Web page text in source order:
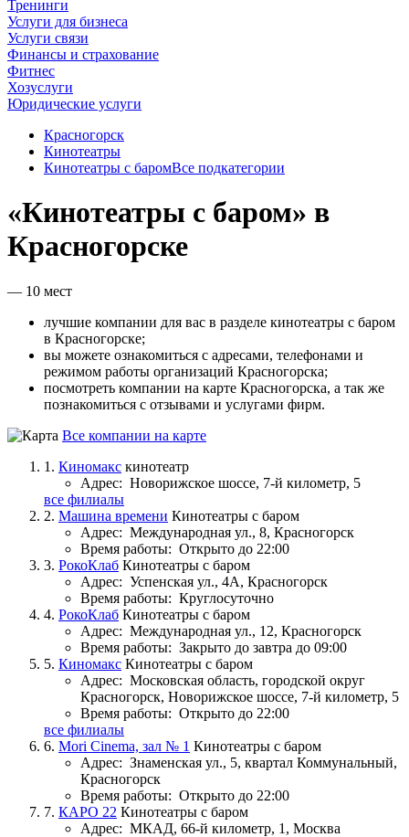
Тренинги
Услуги для бизнеса
Услуги связи
Финансы и страхование
Фитнес
Хозуслуги
Юридические услуги
Красногорск
Кинотеатры
Кинотеатры с баромВсе подкатегории
«Кинотеатры с баром» в
Красногорске
— 10 мест
лучшие компании для вас в разделе кинотеатры с баром
в Красногорске;
вы можете ознакомиться с адресами, телефонами и
режимом работы организаций Красногорска;
посмотреть компании на карте Красногорска, а так же
познакомиться с отзывами и услугами фирм.
Все компании на карте
1. Киномакс кинотеатр
Адрес: Новорижское шоссе, 7-й километр, 5
все филиалы
2. Машина времени Кинотеатры с баром
Адрес: Международная ул., 8, Красногорск
Время работы: Открыто до 22:00
3. РокоКлаб Кинотеатры с баром
Адрес: Успенская ул., 4А, Красногорск
Время работы: Круглосуточно
4. РокоКлаб Кинотеатры с баром
Адрес: Международная ул., 12, Красногорск
Время работы: Закрыто до завтра до 09:00
5. Киномакс Кинотеатры с баром
Адрес: Московская область, городской округ
Красногорск, Новорижское шоссе, 7-й километр, 5
Время работы: Открыто до 22:00
все филиалы
6. Mori Cinema, зал № 1 Кинотеатры с баром
Адрес: Знаменская ул., 5, квартал Коммунальный,
Красногорск
Время работы: Открыто до 22:00
7. КАРО 22 Кинотеатры с баром
Адрес: МКАД, 66-й километр, 1, Москва